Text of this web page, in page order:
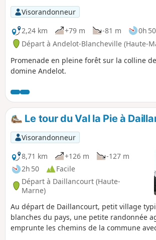
Visorandonneur
2,24 km
+79 m -81 m 0h 50
Départ à Andelot-Blancheville (Haute-
Promenade en pleine forêt sur la colline
domine Andelot.
Le tour du Val la Pie à
Visorandonneur
8,71 km
+126 m
-127 m
2h 50
Facile
Départ à Daillancourt (Haute-
Marne)
Au départ de Daillancourt, petit village
blanches du pays, une petite randonnée
emprunte les chemins de la commune